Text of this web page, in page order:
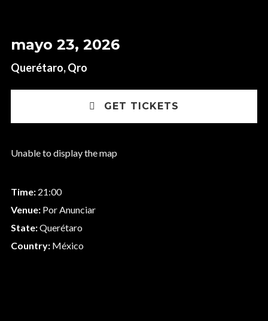
mayo 23, 2026
Querétaro, Qro
GET TICKETS
Unable to display the map
Time:21:00
Venue:Por Anunciar
State:Querétaro
Country:México